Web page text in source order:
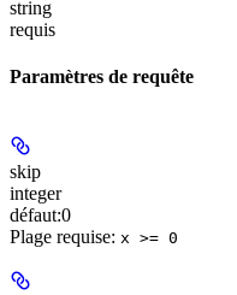
string
requis
Paramètres de requête
skip
integer
défaut:0
Plage requise: x >= 0